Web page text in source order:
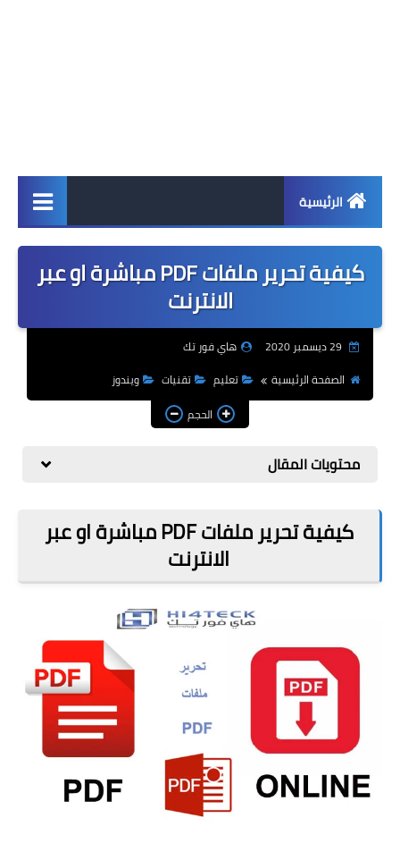
الرئيسية
اخبار
ابل
اندرويد
مراجعات
الربح من الانترنت
كيفية تحرير ملفات PDF مباشرة او عبر
الانترنت
هاي فور تك
الصفحة الرئيسية
تعليم تقنيات
ويندوز
الحجم
محتويات المقال
كيفية تحرير ملفات PDF مباشرة او عبر
الانترنت